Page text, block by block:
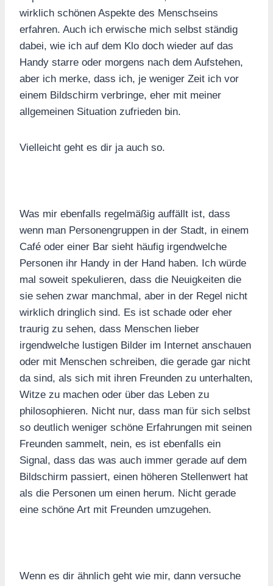
wirklich schönen Aspekte des Menschseins
erfahren. Auch ich erwische mich selbst ständig
dabei, wie ich auf dem Klo doch wieder auf das
Handy starre oder morgens nach dem Aufstehen,
aber ich merke, dass ich, je weniger Zeit ich vor
einem Bildschirm verbringe, eher mit meiner
allgemeinen Situation zufrieden bin.
Vielleicht geht es dir ja auch so.
Was mir ebenfalls regelmäßig auffällt ist, dass
wenn man Personengruppen in der Stadt, in einem
Café oder einer Bar sieht häufig irgendwelche
Personen ihr Handy in der Hand haben. Ich würde
mal soweit spekulieren, dass die Neuigkeiten die
sie sehen zwar manchmal, aber in der Regel nicht
wirklich dringlich sind. Es ist schade oder eher
traurig zu sehen, dass Menschen lieber
irgendwelche lustigen Bilder im Internet anschauen
oder mit Menschen schreiben, die gerade gar nicht
da sind, als sich mit ihren Freunden zu unterhalten,
Witze zu machen oder über das Leben zu
philosophieren. Nicht nur, dass man für sich selbst
so deutlich weniger schöne Erfahrungen mit seinen
Freunden sammelt, nein, es ist ebenfalls ein
Signal, dass das was auch immer gerade auf dem
Bildschirm passiert, einen höheren Stellenwert hat
als die Personen um einen herum. Nicht gerade
eine schöne Art mit Freunden umzugehen.
Wenn es dir ähnlich geht wie mir, dann versuche